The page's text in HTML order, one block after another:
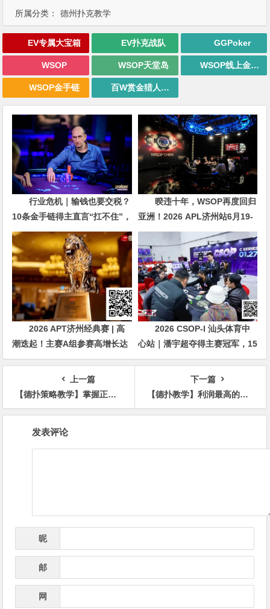
所属分类： 德州扑克教学
EV专属大宝箱 EV扑克战队 GGPoker
WSOP WSOP天堂岛 WSOP线上金手链
WSOP金手链 百W赏金猎人大奖赛
行业危机｜输钱也要交税？
10条金手链得主直言“扛不住”，
主动砍掉四分之三比赛
暌违十年，WSOP再度回归
亚洲！2026 APL济州站6月19-
28日盛大登场！
2026 APT济州经典赛 | 高
潮迭起！主赛A组参赛高增长达
676人次！中国选手 Tony Lin
逆袭夺超级豪客赛冠军！
2026 CSOP-I 汕头体育中
心站｜潘宇超夺得主赛冠军，15
年扑克路，圆梦CSOP！
上一篇
【德扑策略教学】掌握正确的下注方式 能让收益翻倍！
下一篇
【德扑教学】利润最高的玩法并非GTO，懂得与对手交换错误才是
发表评论
昵
邮
网